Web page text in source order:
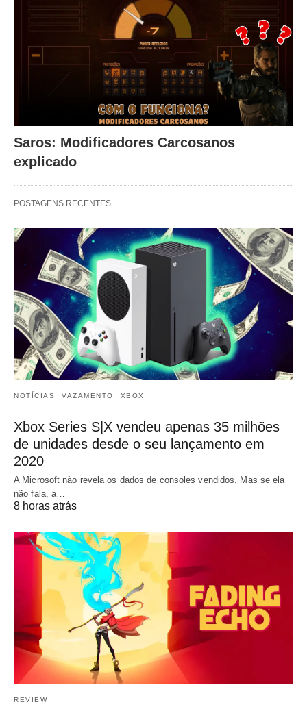
Saros: Modificadores Carcosanos
explicado
POSTAGENS RECENTES
NOTÍCIAS VAZAMENTO XBOX
Xbox Series S|X vendeu apenas 35 milhões
de unidades desde o seu lançamento em
2020
A Microsoft não revela os dados de consoles vendidos. Mas se ela
não fala, a…
8 horas atrás
REVIEW